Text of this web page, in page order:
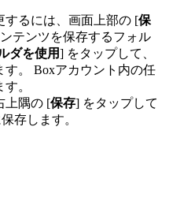
するには、画面上部の [保
テンツを保存するフォル
ダを使用] をタップして、
。 Boxアカウント内の任
。
上隅の [保存] をタップして
存します。